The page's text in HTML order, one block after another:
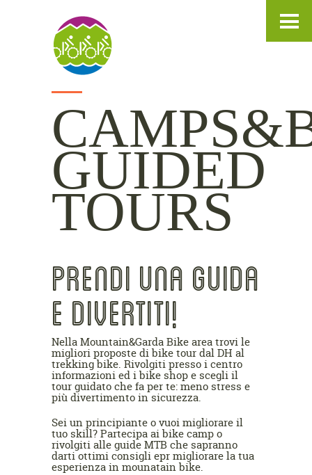
GUIDED
TOURS
PRENDI UNA GUIDA
E DIVERTITI!
Nella Mountain&Garda Bike area trovi le
migliori proposte di bike tour dal DH al
trekking bike. Rivolgiti presso i centro
informazioni ed i bike shop e scegli il
tour guidato che fa per te: meno stress e
più divertimento in sicurezza.
Sei un principiante o vuoi migliorare il
tuo skill? Partecipa ai bike camp o
rivolgiti alle guide MTB che sapranno
darti ottimi consigli epr migliorare la tua
esperienza in mounatain bike.